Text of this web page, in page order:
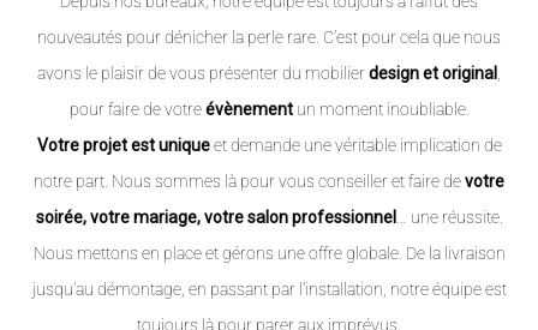
nouveautés pour dénicher la perle rare. C’est pour cela que nous
avons le plaisir de vous présenter du mobilierdesign et original ,
pour faire de votreévènementun moment inoubliable.
Votre projet est uniqueet demande une véritable implication de
notre part. Nous sommes là pour vous conseiller et faire devotre
soirée, votre mariage, votre salon professionnel … une réussite.
Nous mettons en place et gérons une offre globale. De la livraison
jusqu’au démontage, en passant par l’installation, notre équipe est
toujours là pour parer aux imprévus.